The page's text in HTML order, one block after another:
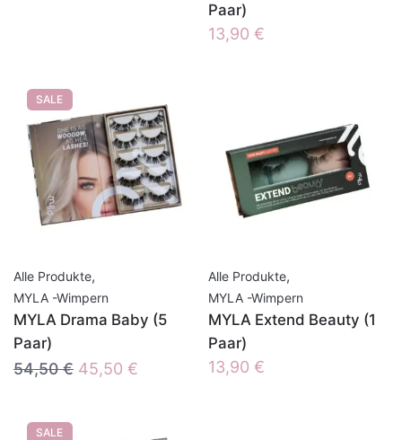
Paar)
13,90 €
SALE
Alle Produkte,
MYLA -Wimpern
MYLA Drama Baby (5
Paar)
54,50€ Ursprünglicher
45,50 €
Alle Produkte,
MYLA -Wimpern
MYLA Extend Beauty (1
Paar)
13,90 €
SALE